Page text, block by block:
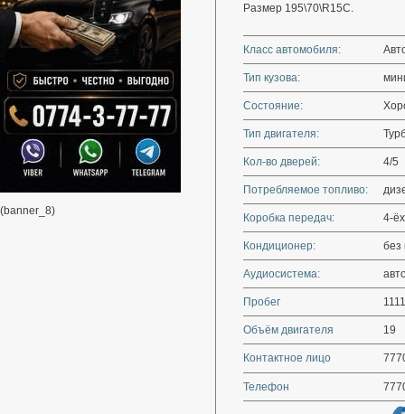
(banner_8)
Размер 195\70\R15C.
Класс автомобиля:
Тип кузова:
Состояние:
Тип двигателя:
Кол-во дверей: 4/5
Потребляемое топливо:
Коробка передач: 4-
Кондиционер: без
Аудиосистема:
Пробег 1111
Объём двигателя 19
Контактное лицо
Телефон